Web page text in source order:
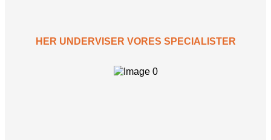
HER UNDERVISER VORES SPECIALISTER